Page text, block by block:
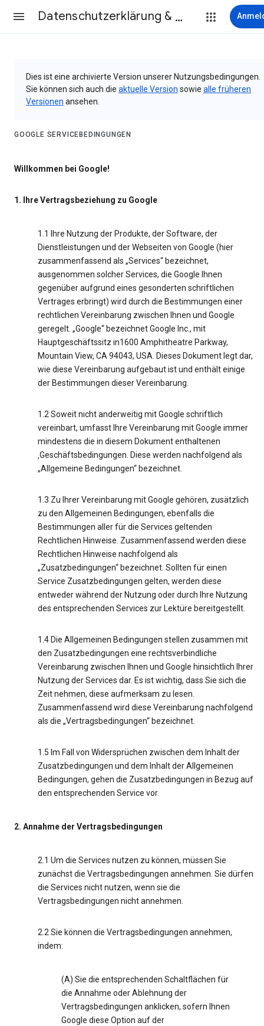
Datenschutzerklärung & Nutzungsbedingungen
Dies ist eine archivierte Version unserer Nutzungsbedingungen.
Sie können sich auch die aktuelle Version sowie alle früheren
Versionen ansehen.
GOOGLE SERVICEBEDINGUNGEN
Willkommen bei Google!
1. Ihre Vertragsbeziehung zu Google
1.1 Ihre Nutzung der Produkte, der Software, der
Dienstleistungen und der Webseiten von Google (hier
zusammenfassend als „Services“ bezeichnet,
ausgenommen solcher Services, die Google Ihnen
gegenüber aufgrund eines gesonderten schriftlichen
Vertrages erbringt) wird durch die Bestimmungen einer
rechtlichen Vereinbarung zwischen Ihnen und Google
geregelt. „Google“ bezeichnet Google Inc., mit
Hauptgeschäftssitz in1600 Amphitheatre Parkway,
Mountain View, CA 94043, USA. Dieses Dokument legt dar,
wie diese Vereinbarung aufgebaut ist und enthält einige
der Bestimmungen dieser Vereinbarung.
1.2 Soweit nicht anderweitig mit Google schriftlich
vereinbart, umfasst Ihre Vereinbarung mit Google immer
mindestens die in diesem Dokument enthaltenen
‚Geschäftsbedingungen. Diese werden nachfolgend als
„Allgemeine Bedingungen“ bezeichnet.
1.3 Zu Ihrer Vereinbarung mit Google gehören, zusätzlich
zu den Allgemeinen Bedingungen, ebenfalls die
Bestimmungen aller für die Services geltenden
Rechtlichen Hinweise. Zusammenfassend werden diese
Rechtlichen Hinweise nachfolgend als
„Zusatzbedingungen“ bezeichnet. Sollten für einen
Service Zusatzbedingungen gelten, werden diese
entweder während der Nutzung oder durch Ihre Nutzung
des entsprechenden Services zur Lektüre bereitgestellt.
1.4 Die Allgemeinen Bedingungen stellen zusammen mit
den Zusatzbedingungen eine rechtsverbindliche
Vereinbarung zwischen Ihnen und Google hinsichtlich Ihrer
Nutzung der Services dar. Es ist wichtig, dass Sie sich die
Zeit nehmen, diese aufmerksam zu lesen.
Zusammenfassend wird diese Vereinbarung nachfolgend
als die „Vertragsbedingungen“ bezeichnet.
1.5 Im Fall von Widersprüchen zwischen dem Inhalt der
Zusatzbedingungen und dem Inhalt der Allgemeinen
Bedingungen, gehen die Zusatzbedingungen in Bezug auf
den entsprechenden Service vor.
2. Annahme der Vertragsbedingungen
2.1 Um die Services nutzen zu können, müssen Sie
zunächst die Vertragsbedingungen annehmen. Sie dürfen
die Services nicht nutzen, wenn sie die
Vertragsbedingungen nicht annehmen.
2.2 Sie können die Vertragsbedingungen annehmen,
indem:
(A) Sie die entsprechenden Schaltflächen für
die Annahme oder Ablehnung der
Vertragsbedingungen anklicken, sofern Ihnen
Google diese Option auf der